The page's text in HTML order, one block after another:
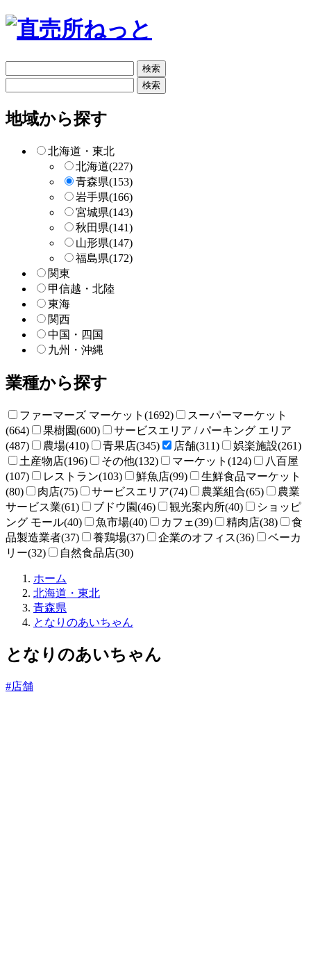
リ
ー
検
索
ー
検
地域から探す
北海道・東北
北海道(227)
青森県(153)
岩手県(166)
宮城県(143)
秋田県(141)
山形県(147)
福島県(172)
関東
甲信越・北陸
東海
関西
中国・四国
九州・沖縄
業種から探す
ファーマーズ マーケット(1692)
スーパーマーケット
(664)
果樹園(600)
サービスエリア / パーキング エリア
(487)
農場(410) 青果店(345) 店舗(311)
娯楽施設(261)
土産物店(196)
その他(132) マーケット(124)
八百屋
(107)
レストラン(103) 鮮魚店(99)
生鮮食品マーケット
(80)
肉店(75) サービスエリア(74) 農業組合(65)
農業
サービス業(61)
ブドウ園(46) 観光案内所(40)
ショッピ
ング モール(40)
魚市場(40) カフェ(39) 精肉店(38)
食
品製造業者(37)
養鶏場(37) 企業のオフィス(36)
ベーカ
リー(32)
自然食品店(30)
ホーム
売
ね
と
北海道・東北
青森県
となりのあいちゃん
となりのあいちゃん
#店舗